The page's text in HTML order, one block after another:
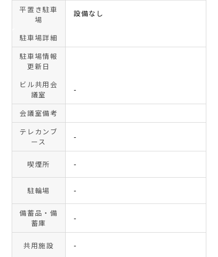
平置き駐車
場
設備なし
駐車場詳細
駐車場情報
更新日
ビル共用会
議室
-
会議室備考
テレカンブ
ース
-
喫煙所 -
駐輪場 -
備蓄品・備
蓄庫
-
共用施設 -